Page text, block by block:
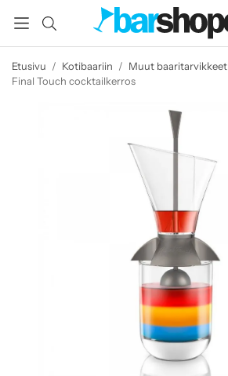
Etusivu / Kotibaariin / Muut baaritarvikkeet
Final Touch cocktailkerros